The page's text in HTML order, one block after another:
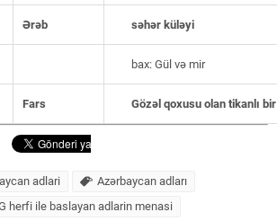
Ərəb səhər küləyi
bax: Gül və mir
Fars Gözəl qoxusu olan tikanlı
adlari
Azərbaycan adları
herfi ile baslayan adlarin menasi